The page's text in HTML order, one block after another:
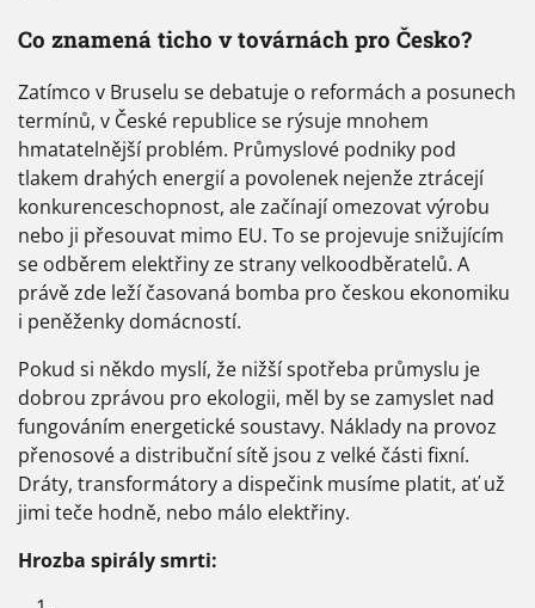
Co znamená ticho v továrnách pro Česko?
Zatímco v Bruselu se debatuje o reformách a posunech
termínů, v České republice se rýsuje mnohem
hmatatelnější problém. Průmyslové podniky pod
tlakem drahých energií a povolenek nejenže ztrácejí
konkurenceschopnost, ale začínají omezovat výrobu
nebo ji přesouvat mimo EU. To se projevuje snižujícím
se odběrem elektřiny ze strany velkoodběratelů. A
právě zde leží časovaná bomba pro českou ekonomiku
i peněženky domácností.
Pokud si někdo myslí, že nižší spotřeba průmyslu je
dobrou zprávou pro ekologii, měl by se zamyslet nad
fungováním energetické soustavy. Náklady na provoz
přenosové a distribuční sítě jsou z velké části fixní.
Dráty, transformátory a dispečink musíme platit, ať už
jimi teče hodně, nebo málo elektřiny.
Hrozba spirály smrti: